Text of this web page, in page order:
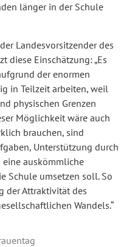
länger in der Schule
Landesvorsitzender des
diese Einschätzung: „Es
der enormen
in Teilzeit arbeiten, weil
physischen Grenzen
Möglichkeit wäre auch
brauchen, sind
Unterstützung durch
auskömmliche
Schule umsetzen soll. So
der Attraktivität des
Wandels.“